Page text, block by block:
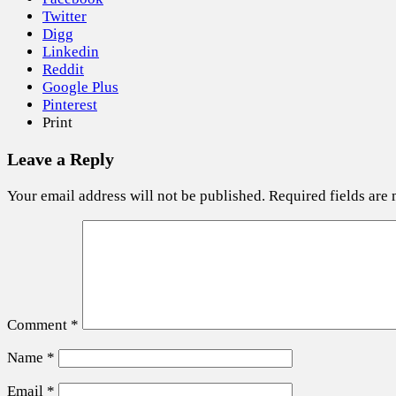
Twitter
Digg
Linkedin
Reddit
Google Plus
Pinterest
Print
Leave a Reply
Your email address will not be published. Required fields are
Comment *
Name *
Email *